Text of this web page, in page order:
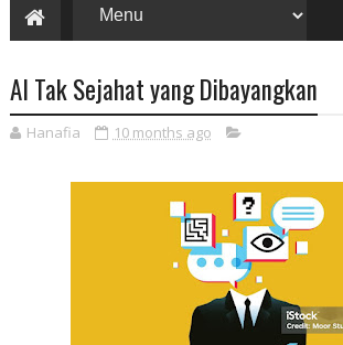
AI Tak Sejahat yang Dibayangkan
Hanafia 10 months ago